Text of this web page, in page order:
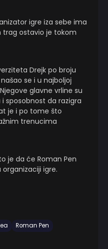
igre iza sebe ima
trag ostavio je tokom
Drejk po broju
se i u najboljoj
glavne vrline su
sposobnost da razigra
je i po tome što
trenucima
je da će Roman Pen
igre.
Roman Pen